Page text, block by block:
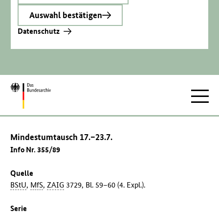
Auswahl bestätigen
Datenschutz
Zur
Mindestumtausch 17.–23.7.
Info Nr. 355/89
Quelle
BStU, MfS,ZAIG 3729, Bl. 59–60 (4. Expl.).
Serie